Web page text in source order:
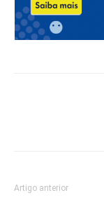
Artigo anterior